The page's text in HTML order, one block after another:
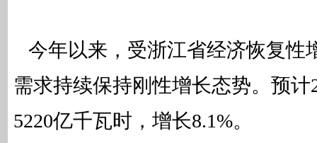
今年以来，受浙江省经济恢复性
需求持续保持刚性增长态势。预计
5220亿千瓦时，增长8.1%。